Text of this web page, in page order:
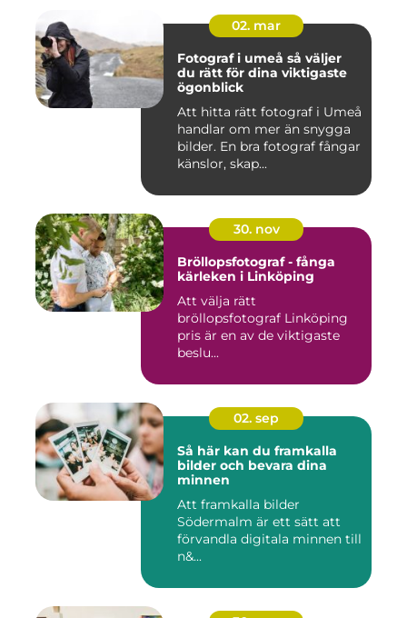
02. mar
Fotograf i umeå så väljer
du rätt för dina viktigaste
ögonblick
Att hitta rätt fotograf i Umeå
handlar om mer än snygga
bilder. En bra fotograf fångar
känslor, skap...
30. nov
Bröllopsfotograf - fånga
kärleken i Linköping
Att välja rätt
bröllopsfotograf Linköping
pris är en av de viktigaste
beslu...
02. sep
Så här kan du framkalla
bilder och bevara dina
minnen
Att framkalla bilder
Södermalm är ett sätt att
förvandla digitala minnen till
n&...